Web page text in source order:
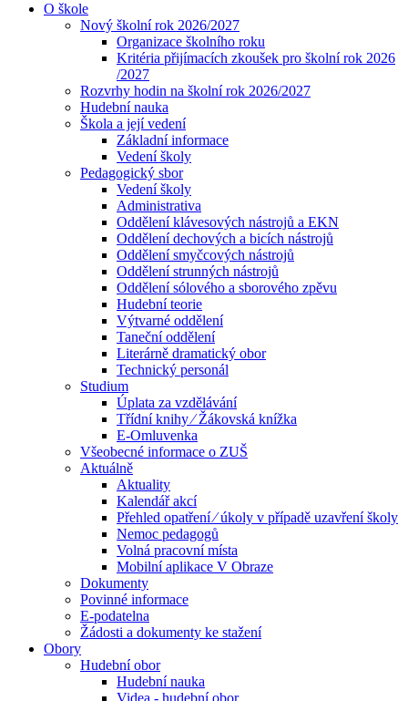
O škole
Nový školní rok 2026/2027
Organizace školního roku
Kritéria přijímacích zkoušek pro školní rok 2026
/2027
Rozvrhy hodin na školní rok 2026/2027
Hudební nauka
Škola a její vedení
Základní informace
Vedení školy
Pedagogický sbor
Vedení školy
Administrativa
Oddělení klávesových nástrojů a EKN
Oddělení dechových a bicích nástrojů
Oddělení smyčcových nástrojů
Oddělení strunných nástrojů
Oddělení sólového a sborového zpěvu
Hudební teorie
Výtvarné oddělení
Taneční oddělení
Literárně dramatický obor
Technický personál
Studium
Úplata za vzdělávání
Třídní knihy ⁄ Žákovská knížka
E-Omluvenka
Všeobecné informace o ZUŠ
Aktuálně
Aktuality
Kalendář akcí
Přehled opatření ⁄ úkoly v případě uzavření školy
Nemoc pedagogů
Volná pracovní místa
Mobilní aplikace V Obraze
Dokumenty
Povinné informace
E-podatelna
Žádosti a dokumenty ke stažení
Obory
Hudební obor
Hudební nauka
Videa - hudební obor